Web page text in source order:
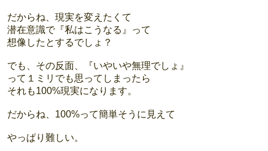
だからね、現実を変えたくて
潜在意識で『私はこうなる』って
想像したとするでしょ？
でも、その反面、『いやいや無理でしょ』
って１ミリでも思ってしまったら
それも100%現実になります。
だからね、100%って簡単そうに見えて
やっぱり難しい。